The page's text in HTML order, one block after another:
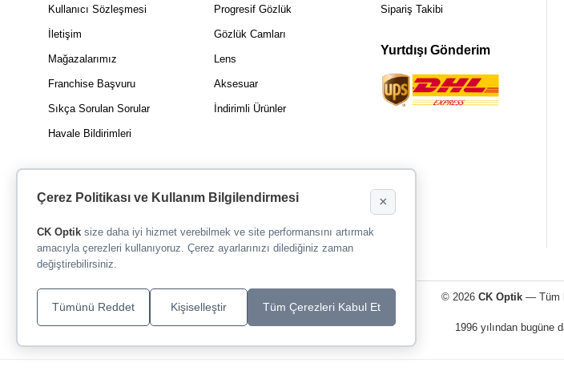
Kullanıcı Sözleşmesi
İletişim
Mağazalarımız
Franchise Başvuru
Sıkça Sorulan Sorular
Havale Bildirimleri
Progresif Gözlük
Gözlük Camları
Lens
Aksesuar
İndirimli Ürünler
Sipariş Takibi
Yurtdışı Gönderim
© 2026CK Optik — Tüm
1996 yılından bugüne
Çerez Politikası ve Kullanım Bilgilendirmesi ×
CK Optik size daha iyi hizmet verebilmek ve site performansını artırmak
amacıyla çerezleri kullanıyoruz. Çerez ayarlarınızı dilediğiniz zaman
değiştirebilirsiniz.
Tüm Çerezleri Kabul Et
Kişiselleştir
Tümünü Reddet